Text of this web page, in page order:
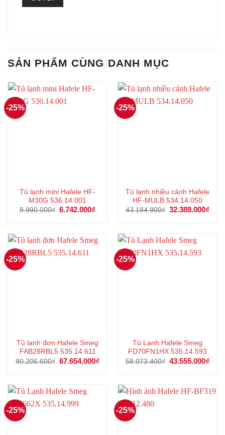
SẢN PHẨM CÙNG DANH MỤC
-25%
Tủ lạnh mini Hafele HF-
M30G 536.14.001
8.990.000₫ Giá
6.742.000₫
6.742.000₫.
-25%
Tủ lạnh nhiều cánh Hafele
HF-MULB 534.14.050
43.184.900₫ Giá
32.388.000₫
-25%
Tủ lạnh đơn Hafele Smeg
FAB28RBL5 535.14.611
90.206.600₫ Giá
67.654.000₫
67.654.000₫.
-25%
Tủ Lạnh Hafele Smeg
FD70FN1HX 535.14.593
58.073.400₫ Giá
43.555.000₫
-25% -25%